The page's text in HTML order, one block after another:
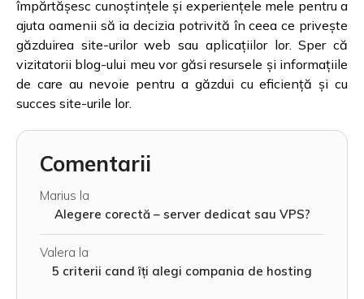
împărtășesc cunoștințele și experiențele mele pentru a
ajuta oamenii să ia decizia potrivită în ceea ce privește
găzduirea site-urilor web sau aplicațiilor lor. Sper că
vizitatorii blog-ului meu vor găsi resursele și informațiile
de care au nevoie pentru a găzdui cu eficiență și cu
succes site-urile lor.
Comentarii
Marius la
Alegere corectă – server dedicat sau VPS?
Valera la
5 criterii cand îți alegi compania de hosting